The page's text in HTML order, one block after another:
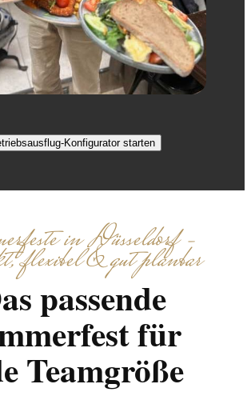
Konfigurator starten
in Düsseldorf –
flexibel & gut planbar
passende
für
Teamgröße